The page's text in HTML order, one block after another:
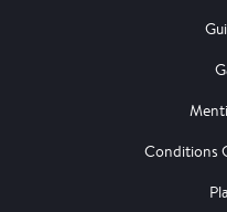
Conditions